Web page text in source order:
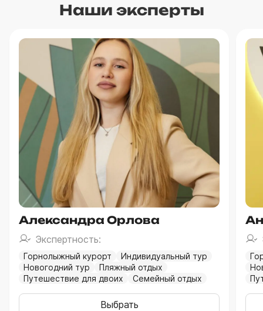
Наши эксперты
Александра Орлова
Экспертность:
Горнолыжный курорт
Индивидуальный тур
Новогодний тур
Пляжный отдых
Путешествие для двоих
Семейный отдых
Выбрать